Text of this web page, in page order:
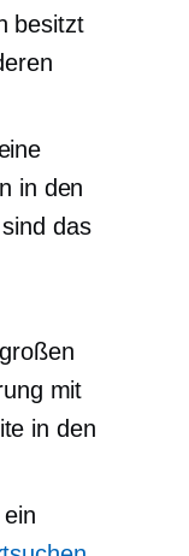
besitzt
in den
das
mit
in den